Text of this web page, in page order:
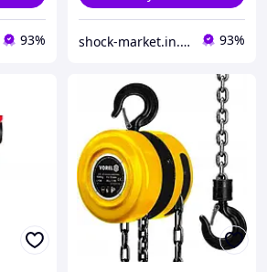
93% shock-market.in.ua 93%